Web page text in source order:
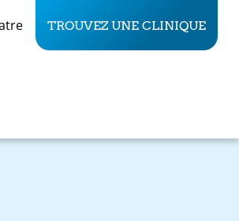
TROUVEZ UNE CLINIQUE